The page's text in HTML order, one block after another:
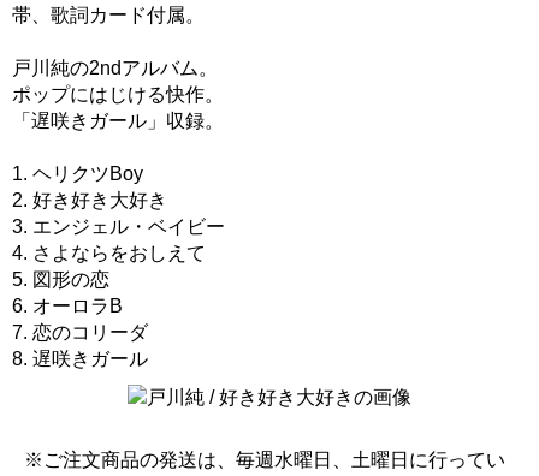
帯、歌詞カード付属。
戸川純の2ndアルバム。
ポップにはじける快作。
「遅咲きガール」収録。
1. ヘリクツBoy
2. 好き好き大好き
3. エンジェル・ベイビー
4. さよならをおしえて
5. 図形の恋
6. オーロラB
7. 恋のコリーダ
8. 遅咲きガール
※ご注文商品の発送は、毎週水曜日、土曜日に行ってい